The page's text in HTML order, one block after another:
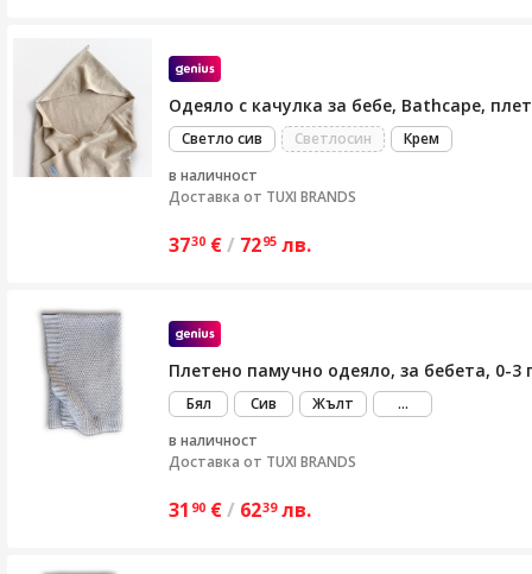
Одеяло с качулка за бебе, Bathcape,
Светло сив Светлосин
Крем
в наличност
Доставка от TUXI BRANDS
3730 €/ 7295 лв.
Плетено памучно одеяло, за бебета, 0-
Бял Сив Жълт ...виж
в наличност
Доставка от TUXI BRANDS
31 90 €/ 6239 лв.